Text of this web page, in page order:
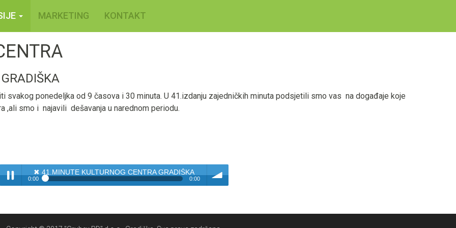
MARKETING KONTAKT
svakog ponedeljka od 9 časova i 30 minuta. U 41.izdanju zajedničkih minuta podsjetili smo vas na događaje koje
,ali smo i najavili dešavanja u narednom periodu.
✖ 41.MINUTE KULTURNOG CENTRA GRADIŠKA
0:00 0:00